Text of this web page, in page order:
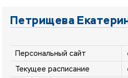
Петрищева
Персональный сайт
Текущее расписание